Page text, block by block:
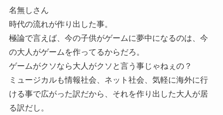
名無しさん
時代の流れが作り出した事。
極論で言えば、今の子供がゲームに夢中になるのは、今
の大人がゲームを作ってるからだろ。
ゲームがクソなら大人がクソと言う事じゃねぇの？
ミュージカルも情報社会、ネット社会、気軽に海外に行
ける事で広がった訳だから、それを作り出した大人が居
る訳だし。